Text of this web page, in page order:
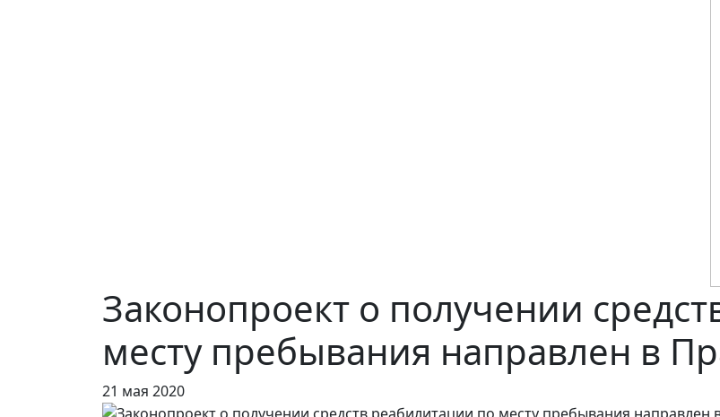
Законопроект о получении
месту пребывания направлен в
21 мая 2020